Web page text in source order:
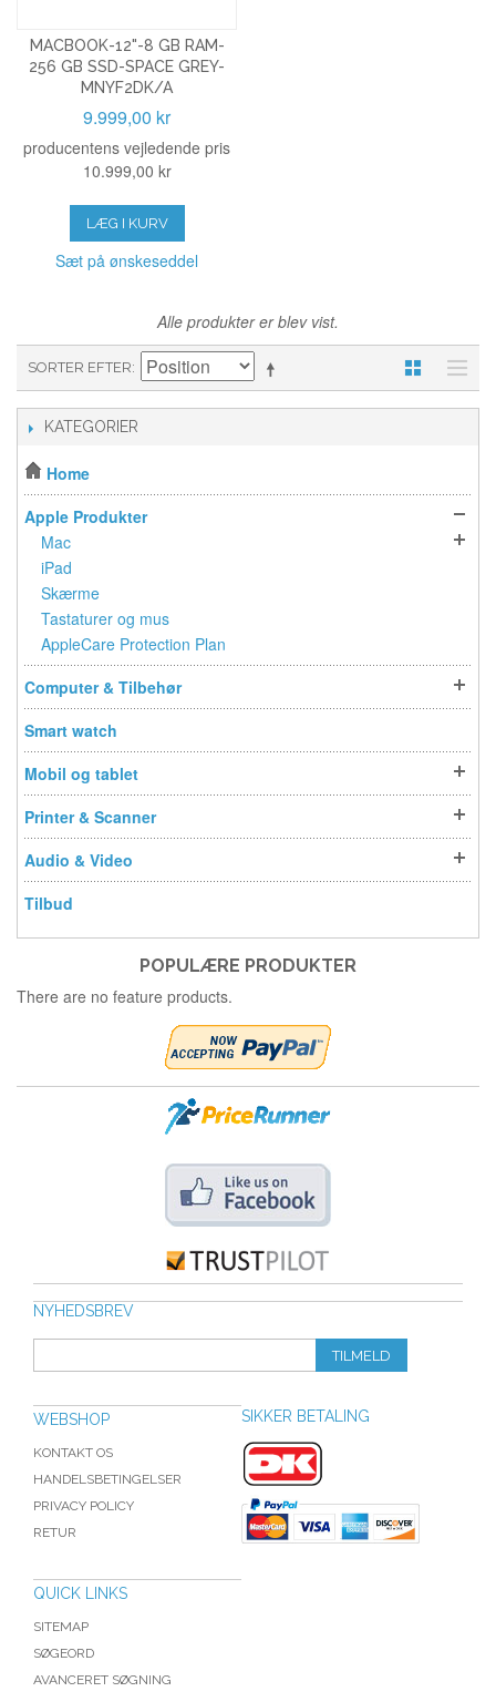
MACBOOK-12"-8 GB RAM-
256 GB SSD-SPACE GREY-
MNYF2DK/A
9.999,00 kr
producentens vejledende pris
10.999,00 kr
LÆG I KURV
Sæt på ønskeseddel
Alle produkter er blev vist.
SORTER EFTER
KATEGORIER
Home
Apple Produkter
Mac
iPad
Skærme
Tastaturer og mus
AppleCare Protection Plan
Computer & Tilbehør
Smart watch
Mobil og tablet
Printer & Scanner
Audio & Video
Tilbud
POPULÆRE PRODUKTER
There are no feature products.
NYHEDSBREV
TILMELD
WEBSHOP
KONTAKT OS
HANDELSBETINGELSER
PRIVACY POLICY
RETUR
QUICK LINKS
SITEMAP
SØGEORD
AVANCERET SØGNING
SIKKER BETALING